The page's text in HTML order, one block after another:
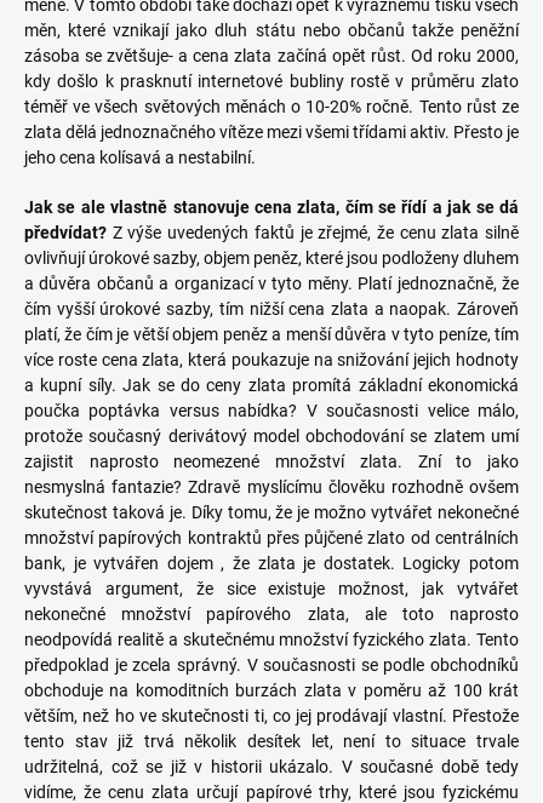
měně. V tomto období také dochází opět k výraznému tisku všech
měn, které vznikají jako dluh státu nebo občanů takže peněžní
zásoba se zvětšuje- a cena zlata začíná opět růst. Od roku 2000,
kdy došlo k prasknutí internetové bubliny rostě v průměru zlato
téměř ve všech světových měnách o 10-20% ročně. Tento růst ze
zlata dělá jednoznačného vítěze mezi všemi třídami aktiv. Přesto je
jeho cena kolísavá a nestabilní.
Jak se ale vlastně stanovuje cena zlata, čím se řídí a jak se dá
předvídat? Z výše uvedených faktů je zřejmé, že cenu zlata silně
ovlivňují úrokové sazby, objem peněz, které jsou podloženy dluhem
a důvěra občanů a organizací v tyto měny. Platí jednoznačně, že
čím vyšší úrokové sazby, tím nižší cena zlata a naopak. Zároveň
platí, že čím je větší objem peněz a menší důvěra v tyto peníze, tím
více roste cena zlata, která poukazuje na snižování jejich hodnoty
a kupní síly. Jak se do ceny zlata promítá základní ekonomická
poučka poptávka versus nabídka? V současnosti velice málo,
protože současný derivátový model obchodování se zlatem umí
zajistit naprosto neomezené množství zlata. Zní to jako
nesmyslná fantazie? Zdravě myslícímu člověku rozhodně ovšem
skutečnost taková je. Díky tomu, že je možno vytvářet nekonečné
množství papírových kontraktů přes půjčené zlato od centrálních
bank, je vytvářen dojem , že zlata je dostatek. Logicky potom
vyvstává argument, že sice existuje možnost, jak vytvářet
nekonečné množství papírového zlata, ale toto naprosto
neodpovídá realitě a skutečnému množství fyzického zlata. Tento
předpoklad je zcela správný. V současnosti se podle obchodníků
obchoduje na komoditních burzách zlata v poměru až 100 krát
větším, než ho ve skutečnosti ti, co jej prodávají vlastní. Přestože
tento stav již trvá několik desítek let, není to situace trvale
udržitelná, což se již v historii ukázalo. V současné době tedy
vidíme, že cenu zlata určují papírové trhy, které jsou fyzickému